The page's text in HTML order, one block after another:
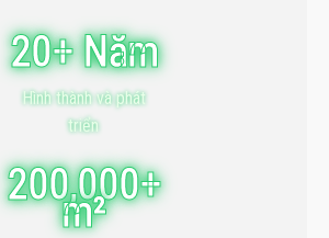
20+ Năm
Hình thành và phát
triển
200,000+
m²